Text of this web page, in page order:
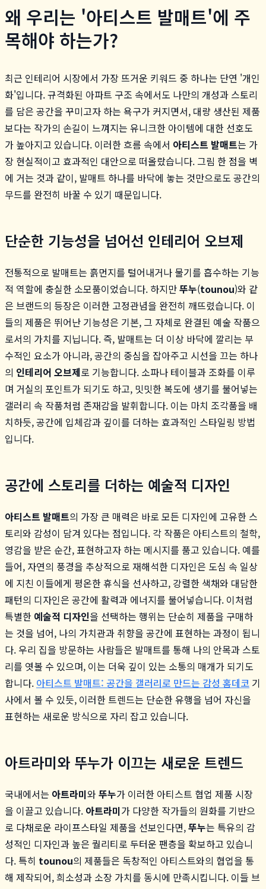
왜 우리는 '아티스트 발매트'에 주
목해야 하는가?
최근 인테리어 시장에서 가장 뜨거운 키워드 중 하나는 단연 '개인
화'입니다. 규격화된 아파트 구조 속에서도 나만의 개성과 스토리
를 담은 공간을 꾸미고자 하는 욕구가 커지면서, 대량 생산된 제품
보다는 작가의 손길이 느껴지는 유니크한 아이템에 대한 선호도
가 높아지고 있습니다. 이러한 흐름 속에서 아티스트 발매트는 가
장 현실적이고 효과적인 대안으로 떠올랐습니다. 그림 한 점을 벽
에 거는 것과 같이, 발매트 하나를 바닥에 놓는 것만으로도 공간의
무드를 완전히 바꿀 수 있기 때문입니다.
단순한 기능성을 넘어선 인테리어 오브제
전통적으로 발매트는 흙먼지를 털어내거나 물기를 흡수하는 기능
적 역할에 충실한 소모품이었습니다. 하지만뚜누(tounou)와 같
은 브랜드의 등장은 이러한 고정관념을 완전히 깨뜨렸습니다. 이
들의 제품은 뛰어난 기능성은 기본, 그 자체로 완결된 예술 작품으
로서의 가치를 지닙니다. 즉, 발매트는 더 이상 바닥에 깔리는 부
수적인 요소가 아니라, 공간의 중심을 잡아주고 시선을 끄는 하나
의 인테리어 오브제로 기능합니다. 소파나 테이블과 조화를 이루
며 거실의 포인트가 되기도 하고, 밋밋한 복도에 생기를 불어넣는
갤러리 속 작품처럼 존재감을 발휘합니다. 이는 마치 조각품을 배
치하듯, 공간에 입체감과 깊이를 더하는 효과적인 스타일링 방법
입니다.
공간에 스토리를 더하는 예술적 디자인
아티스트 발매트의 가장 큰 매력은 바로 모든 디자인에 고유한 스
토리와 감성이 담겨 있다는 점입니다. 각 작품은 아티스트의 철학,
영감을 받은 순간, 표현하고자 하는 메시지를 품고 있습니다. 예를
들어, 자연의 풍경을 추상적으로 재해석한 디자인은 도심 속 일상
에 지친 이들에게 평온한 휴식을 선사하고, 강렬한 색채와 대담한
패턴의 디자인은 공간에 활력과 에너지를 불어넣습니다. 이처럼
특별한 예술적 디자인을 선택하는 행위는 단순히 제품을 구매하
는 것을 넘어, 나의 가치관과 취향을 공간에 표현하는 과정이 됩니
다. 우리 집을 방문하는 사람들은 발매트를 통해 나의 안목과 스토
리를 엿볼 수 있으며, 이는 더욱 깊이 있는 소통의 매개가 되기도
합니다. 아티스트 발매트: 공간을 갤러리로 만드는 감성 홈데코 기
사에서 볼 수 있듯, 이러한 트렌드는 단순한 유행을 넘어 자신을
표현하는 새로운 방식으로 자리 잡고 있습니다.
아트라미와 뚜누가 이끄는 새로운 트렌드
국내에서는 아트라미와 뚜누가 이러한 아티스트 협업 제품 시장
을 이끌고 있습니다. 아트라미가 다양한 작가들의 원화를 기반으
로 다채로운 라이프스타일 제품을 선보인다면,뚜누는 특유의 감
성적인 디자인과 높은 퀄리티로 두터운 팬층을 확보하고 있습니
다. 특히 tounou의 제품들은 독창적인 아티스트와의 협업을 통
해 제작되어, 희소성과 소장 가치를 동시에 만족시킵니다. 이들 브